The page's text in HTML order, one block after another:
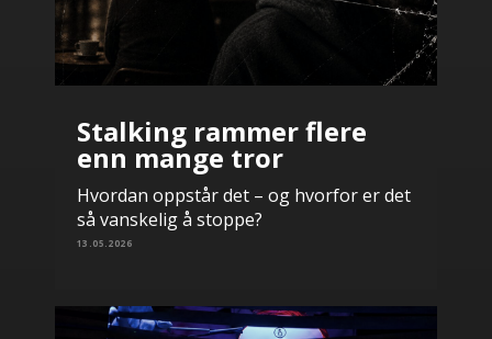
Stalking rammer flere
enn mange tror
Hvordan oppstår det – og hvorfor er det
så vanskelig å stoppe?
13.05.2026